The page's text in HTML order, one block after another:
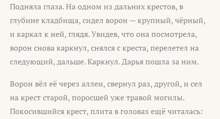
Подняла глаза. На одном из дальних крестов, в
глубине кладбища, сидел ворон — крупный, чёрный,
и каркал к ней, глядя. Увидев, что она посмотрела,
ворон снова каркнул, снялся с креста, перелетел на
следующий, дальше. Каркнул. Дарья пошла за ним.
Ворон вёл её через аллеи, свернул раз, другой, и сел
на крест старой, поросшей уже травой могилы.
Покосившийся крест, плита в головах ещё читалась: